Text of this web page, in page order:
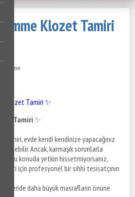
Klozet Tamiri
Klozet Tamiri ✨
Tamiri ✨
tamiri, evde kendi kendinize yapacağınız
Ancak, karmaşık sorunlarla
bu konuda yetkin hissetmiyorsanız,
için profesyonel bir sıhhi tesisatçının
ileride daha büyük masrafların önüne